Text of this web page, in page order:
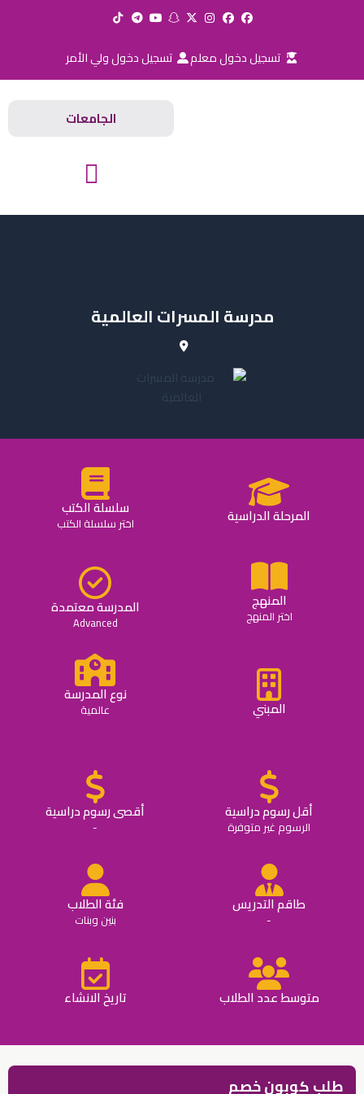
تسجيل دخول معلم تسجيل دخول ولي الأمر
الجامعات
مدرسة المسرات العالمية
المرحلة الدراسية سلسلة الكتب
اختر سلسلة الكتب
المنهج
اختر المنهج المدرسة معتمدة
Advanced
المبني
نوع المدرسة
عالمية
أقل رسوم دراسية
الرسوم غير متوفرة
أقصى رسوم دراسية
-
طاقم التدريس
-
فئة الطلاب
بنين وبنات
متوسط عدد الطلاب تاريخ الانشاء
طلب كوبون خصم